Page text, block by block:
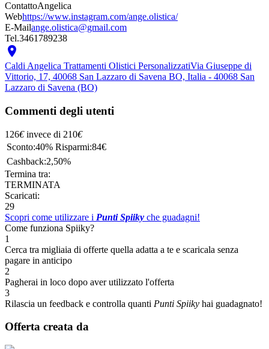
ContattoAngelica
Webhttps://www.instagram.com/ange.olistica/
E-Mailange.olistica@gmail.com
Tel.3461789238

Caldi Angelica Trattamenti Olistici PersonalizzatiVia Giuseppe di
Vittorio, 17, 40068 San Lazzaro di Savena BO, Italia - 40068 San
Lazzaro di Savena (BO)
Commenti degli utenti
126€ invece di 210€
Sconto:40% Risparmi:84€
Cashback:2,50%
Termina tra:
TERMINATA
Scaricati:
29
Scopri come utilizzare i Punti Spiiky che guadagni!
Come funziona Spiiky?
1
Cerca tra migliaia di offerte quella adatta a te e scaricala senza
pagare in anticipo
2
Pagherai in loco dopo aver utilizzato l'offerta
3
Rilascia un feedback e controlla quanti Punti Spiiky hai guadagnato!
Offerta creata da